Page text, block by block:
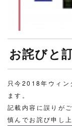
お詫びと
只今2018年ウィン
ます。
記載内容に誤りが
慎んでお詫び申し上